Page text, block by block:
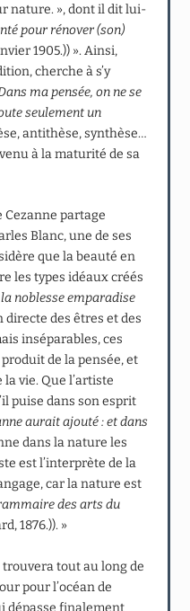
nature. », dont il dit lui-
pour rénover (son)
1905.)) ». Ainsi,
cherche à s’y
ma pensée, on ne se
seulement un
antithèse, synthèse…
à la maturité de sa
partage
Blanc, une de ses
que la beauté en
les types idéaux créés
la noblesse emparadise
directe des êtres et des
inséparables, ces
de la pensée, et
vie. Que l’artiste
puise dans son esprit
aurait ajouté : et dans
dans la nature les
est l’interprète de la
car la nature est
des arts du
1876.)). »
trouvera tout au long de
pour l’océan de
dépasse finalement